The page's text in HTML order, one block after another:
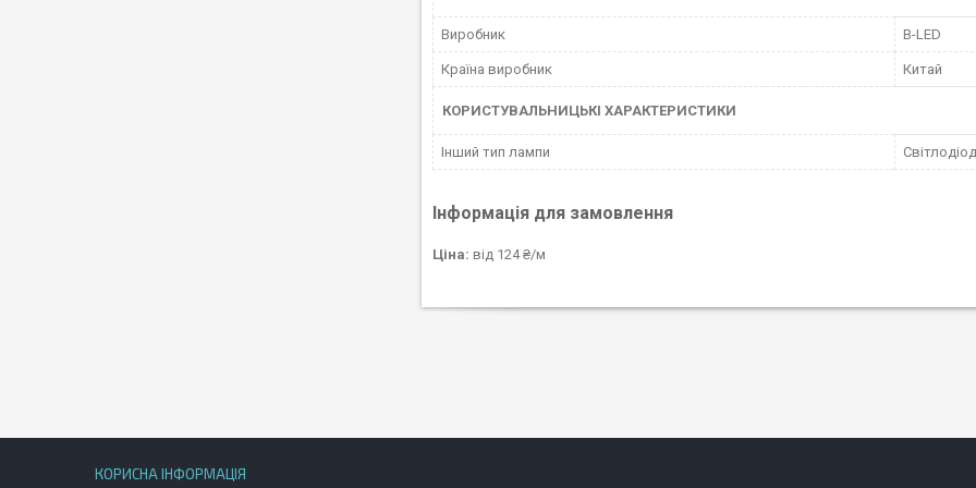
Виробник B-LED
Країна виробник Китай
КОРИСТУВАЛЬНИЦЬКІ ХАРАКТЕРИСТИКИ
Інший тип лампи
Інформація для замовлення
Ціна: від 124 ₴/м
КОРИСНА ІНФОРМАЦІЯ